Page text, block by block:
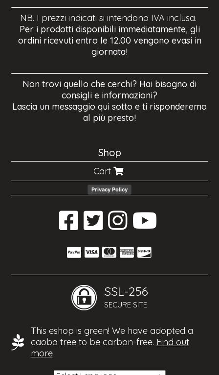
NB. I prezzi indicati si intendono IVA inclusa.
Per i prodotti disponibili immediatamente, gli
ordini ricevuti entro le 12.00 vengono evasi in
giornata!
Non trovi quello che cerchi? Hai bisogno di
consigli e informazioni?
Lascia un messaggio qui sotto e ti risponderemo
al più presto!
Shop
Cart
Privacy Policy
SSL-256
SECURE SITE
This eshop is green! We have adopted a
caoba tree to be carbon-free. Find out
more